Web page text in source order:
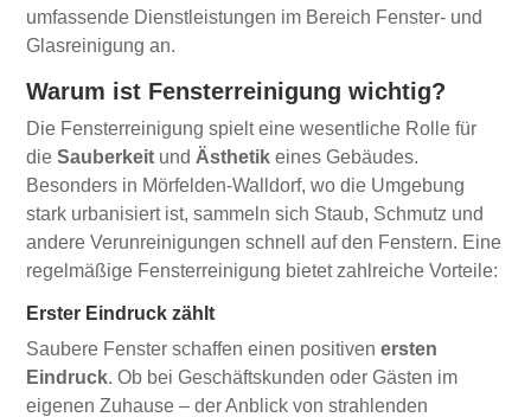
umfassende Dienstleistungen im Bereich Fenster- und
Glasreinigung an.
Warum ist Fensterreinigung wichtig?
Die Fensterreinigung spielt eine wesentliche Rolle für
dieSauberkeit und Ästhetik eines Gebäudes.
Besonders in Mörfelden-Walldorf, wo die Umgebung
stark urbanisiert ist, sammeln sich Staub, Schmutz und
andere Verunreinigungen schnell auf den Fenstern. Eine
regelmäßige Fensterreinigung bietet zahlreiche Vorteile:
Erster Eindruck zählt
Saubere Fenster schaffen einen positivenersten
Eindruck. Ob bei Geschäftskunden oder Gästen im
eigenen Zuhause – der Anblick von strahlenden